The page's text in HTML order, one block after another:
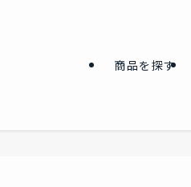
商品を探す